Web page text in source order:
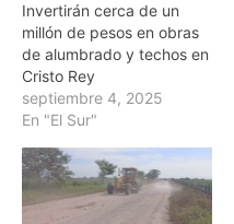
Invertirán cerca de un
millón de pesos en obras
de alumbrado y techos en
Cristo Rey
septiembre 4, 2025
En "El Sur"